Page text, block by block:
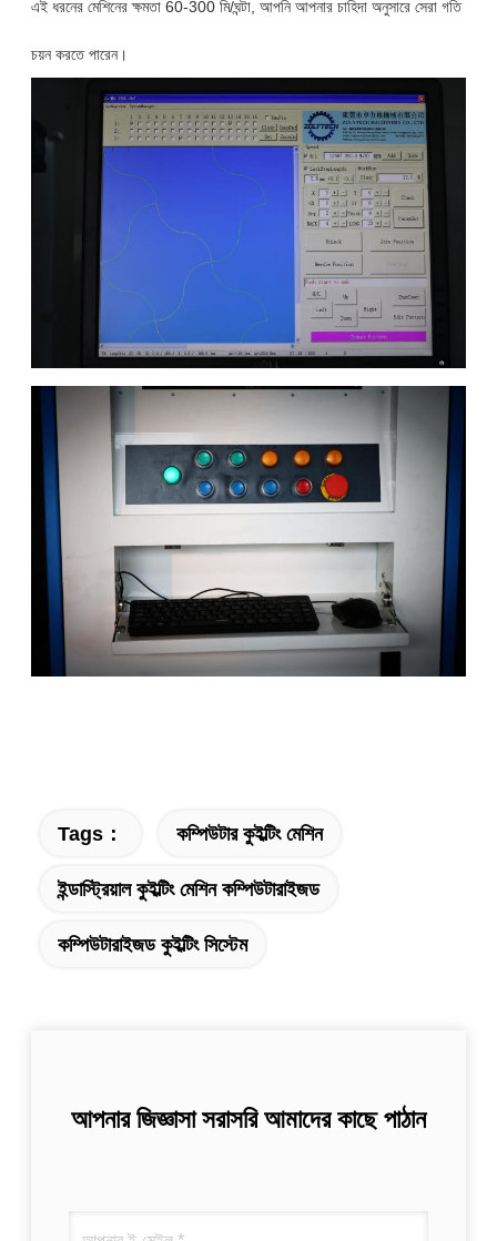
এই ধরনের মেশিনের ক্ষমতা 60-300 মি/ঘন্টা, আপনি আপনার চাহিদা অনুসারে সেরা গতি
চয়ন করতে পারেন।
Tags： কম্পিউটার কুইল্টিং মেশিন
ইন্ডাস্ট্রিয়াল কুইল্টিং মেশিন কম্পিউটারাইজড
কম্পিউটারাইজড কুইল্টিং সিস্টেম
আপনার জিজ্ঞাসা সরাসরি আমাদের কাছে পাঠান